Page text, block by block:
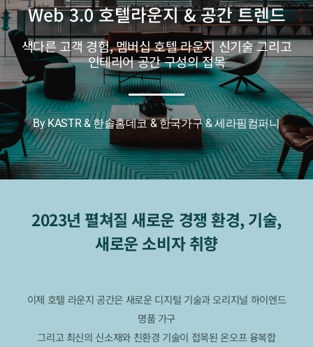
Web 3.0 호텔라운지 & 공간 트렌드
색다른 고객 경험, 멤버십 호텔 라운지 신기술 그리고
인테리어 공간 구성의 접목
By KASTR & 한솔홈데코 & 한국가구 & 세라핌컴퍼니
2023년 펼쳐질 새로운 경쟁 환경, 기술,
새로운 소비자 취향
이제 호텔 라운지 공간은 새로운 디지털 기술과 오리지널 하이엔드
명품 가구
그리고 최신의 신소재와 친환경 기술이 접목된 온오프 융복합